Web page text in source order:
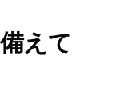
えて